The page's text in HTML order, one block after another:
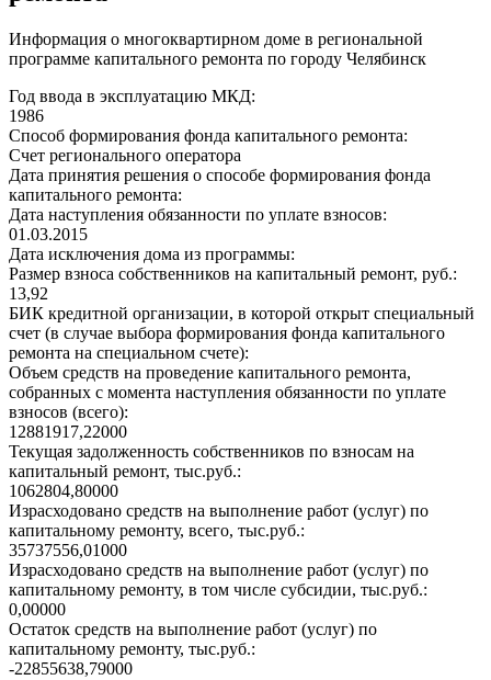
Информация о многоквартирном доме в региональной
программе капитального ремонта по городу Челябинск
Год ввода в эксплуатацию МКД:
1986
Способ формирования фонда капитального ремонта:
Счет регионального оператора
Дата принятия решения о способе формирования фонда
капитального ремонта:
Дата наступления обязанности по уплате взносов:
01.03.2015
Дата исключения дома из программы:
Размер взноса собственников на капитальный ремонт, руб.:
13,92
БИК кредитной организации, в которой открыт специальный
счет (в случае выбора формирования фонда капитального
ремонта на специальном счете):
Объем средств на проведение капитального ремонта,
собранных с момента наступления обязанности по уплате
взносов (всего):
12881917,22000
Текущая задолженность собственников по взносам на
капитальный ремонт, тыс.руб.:
1062804,80000
Израсходовано средств на выполнение работ (услуг) по
капитальному ремонту, всего, тыс.руб.:
35737556,01000
Израсходовано средств на выполнение работ (услуг) по
капитальному ремонту, в том числе субсидии, тыс.руб.:
0,00000
Остаток средств на выполнение работ (услуг) по
капитальному ремонту, тыс.руб.:
-22855638,79000